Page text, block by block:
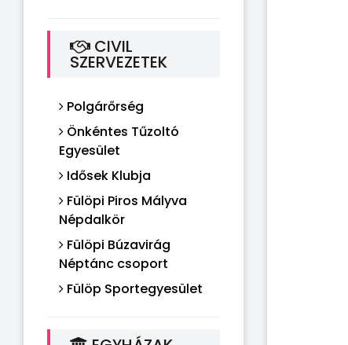
CIVIL
SZERVEZETEK
Polgárőrség
Önkéntes Tűzoltó
Egyesület
Idősek Klubja
Fülöpi Piros Mályva
Népdalkör
Fülöpi Búzavirág
Néptánc csoport
Fülöp Sportegyesület